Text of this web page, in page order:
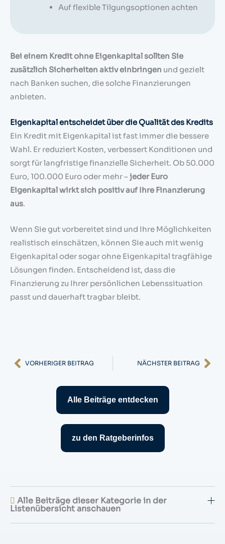
Auf flexible Tilgungsoptionen achten
Bei einem Kredit ohne Eigenkapital sollten Sie
zusätzlich Sicherheiten aktiv einbringen und gezielt
nach Banken suchen, die solche Finanzierungen
anbieten.
Eigenkapital entscheidet über die Qualität des Kredits
Ein Kredit mit Eigenkapital ist fast immer die bessere
Wahl. Er reduziert Kosten, verbessert Konditionen und
sorgt für langfristige finanzielle Sicherheit. Ob 50.000
Euro, 100.000 Euro oder mehr –jeder Euro
Eigenkapital wirkt sich positiv auf Ihre Finanzierung
aus.
Wenn Sie gut vorbereitet sind und Ihre Möglichkeiten
realistisch einschätzen, können Sie auch mit wenig
Eigenkapital oder sogar ohne Eigenkapital tragfähige
Lösungen finden. Entscheidend ist, dass die
Finanzierung zu Ihrer persönlichen Lebenssituation
passt und dauerhaft tragbar bleibt.
Zurück
VORHERIGER BEITRAG NÄCHSTER BEITRAG
Alle Beiträge entdecken
zu den Ratgeberinfos
Alle Beiträge dieser Kategorie in der
Listenübersicht anschauen